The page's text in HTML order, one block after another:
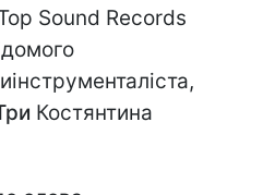
Sound Records
Костянтина